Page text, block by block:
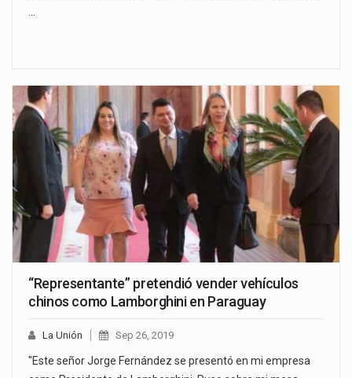
“Representante” pretendió vender vehículos
chinos como Lamborghini en Paraguay
La Unión Sep 26, 2019
"Este señor Jorge Fernández se presentó en mi empresa